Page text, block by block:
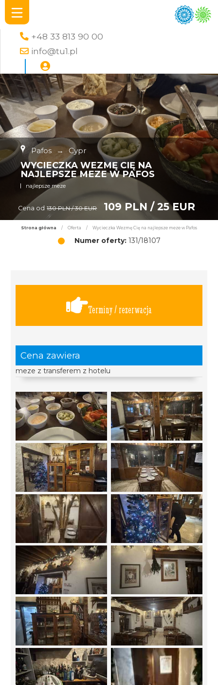
+48 33 813 90 00
info@tu1.pl
Pafos → Cypr
WYCIECZKA WEZMĘ CIĘ NA
NAJLEPSZE MEZE W PAFOS
najlepsze meze
Cena od 130 PLN / 30 EUR 109 PLN / 25 EUR
Strona główna / Oferta / Wycieczka Wezmę Cię na najlepsze meze w Pafos
Numer oferty:131/18107
Terminy / rezerwacja
Cena zawiera
meze z transferem z hotelu